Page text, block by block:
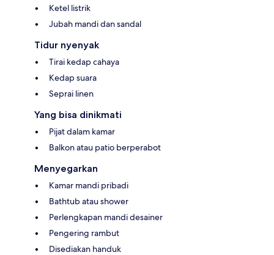
Ketel listrik
Jubah mandi dan sandal
Tidur nyenyak
Tirai kedap cahaya
Kedap suara
Seprai linen
Yang bisa dinikmati
Pijat dalam kamar
Balkon atau patio berperabot
Menyegarkan
Kamar mandi pribadi
Bathtub atau shower
Perlengkapan mandi desainer
Pengering rambut
Disediakan handuk